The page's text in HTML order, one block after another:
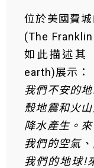
位於美國費
(The
如此描述其
earth)展示：
我們不安的
殼地震和火
降水產生。
我們的空氣
我們的地球!